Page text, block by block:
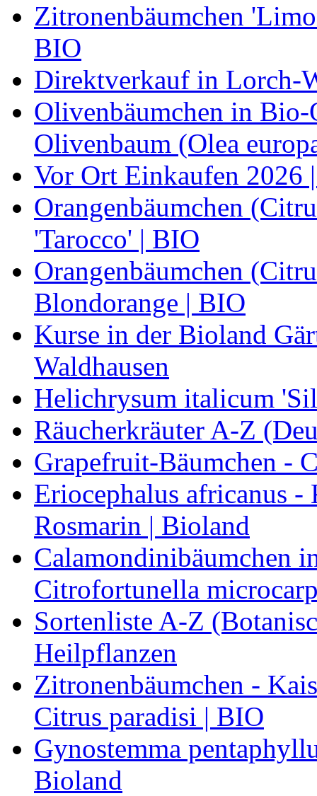
Zitronenbäumchen
BIO
Direktverkauf in Lorch-
Olivenbäumchen in Bio-
Olivenbaum (Olea
Vor Ort Einkaufen 2026
Orangenbäumchen
'Tarocco' | BIO
Orangenbäumchen
Blondorange | BIO
Kurse in der Bioland
Waldhausen
Helichrysum italicum
Räucherkräuter A-Z
Grapefruit-Bäumchen -
Eriocephalus africanus
Rosmarin | Bioland
Calamondinibäumchen
Citrofortunella
Sortenliste A-Z
Heilpflanzen
Zitronenbäumchen -
Citrus paradisi | BIO
Gynostemma
Bioland